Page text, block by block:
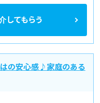
してもらう
はの安心感♪家庭のある